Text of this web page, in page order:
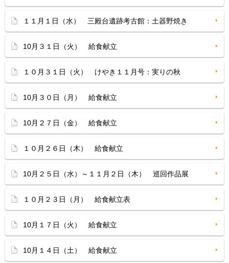
１１月１日（水） 三殿台遺跡考古館：土器野焼き
10月３１日（火） 給食献立
１０月３１日（火） けやき１１月号：実りの秋
10月３０日（月） 給食献立
10月２７日（金） 給食献立
１０月２６日（木） 給食献立
10月２５日（水）～１１月２日（木） 巡回作品展
１０月２３日（月） 給食献立表
10月１７日（火） 給食献立
10月１４日（土） 給食献立